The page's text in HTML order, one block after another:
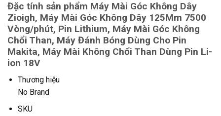
Đặc tính sản phẩm Máy Mài Góc Không Dây
Zioigh, Máy Mài Góc Không Dây 125Mm 7500
Vòng/phút, Pin Lithium, Máy Mài Góc Không
Chổi Than, Máy Đánh Bóng Dùng Cho Pin
Makita, Máy Mài Không Chổi Than Dùng Pin Li-
ion 18V
Thương hiệu
No Brand
SKU